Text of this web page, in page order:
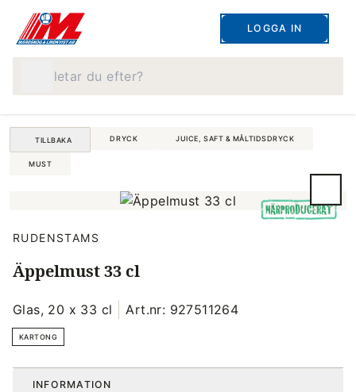
LOGGA IN
TILLBAKA DRYCK JUICE, SAFT & MÅLTIDSDRYCK
MUST
RUDENSTAMS
Äppelmust 33 cl
Glas, 20 x 33 cl Art.nr: 927511264
KARTONG
INFORMATION